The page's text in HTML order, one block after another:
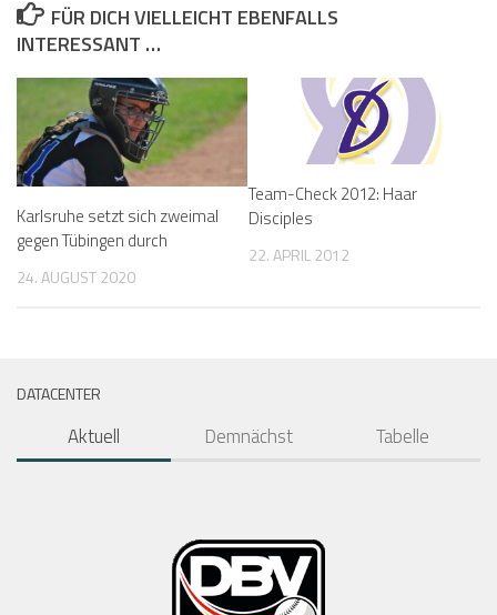
FÜR DICH VIELLEICHT EBENFALLS
INTERESSANT …
Karlsruhe setzt sich zweimal
gegen Tübingen durch
24. AUGUST 2020
Team-Check 2012: Haar
Disciples
22. APRIL 2012
DATACENTER
Aktuell Demnächst Tabelle